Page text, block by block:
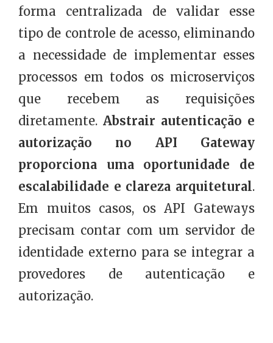
forma centralizada de validar esse
tipo de controle de acesso, eliminando
a necessidade de implementar esses
processos em todos os microserviços
que recebem as requisições
diretamente. Abstrair autenticação e
autorização no API Gateway
proporciona uma oportunidade de
escalabilidade e clareza arquitetural.
Em muitos casos, os API Gateways
precisam contar com um servidor de
identidade externo para se integrar a
provedores de autenticação e
autorização.